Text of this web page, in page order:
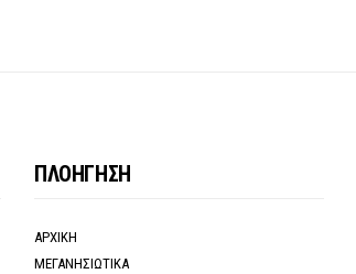
ΠΛΟΗΓΗΣΗ
ΑΡΧΙΚΗ
ΜΕΓΑΝΗΣΙΩΤΙΚΑ